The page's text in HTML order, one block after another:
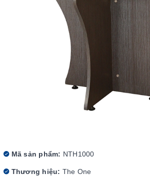
Mã sản phẩm: NTH1000
Thương hiệu: The One